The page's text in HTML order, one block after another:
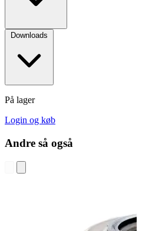
Downloads
På lager
Login og køb
Andre så også